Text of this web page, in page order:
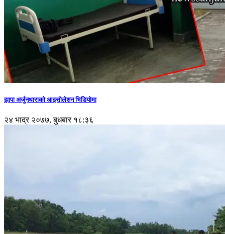
झापा अर्जुनधाराको आइसोलेशन भिडियोमा
२४ भाद्र २०७७, बुधबार १८:३६